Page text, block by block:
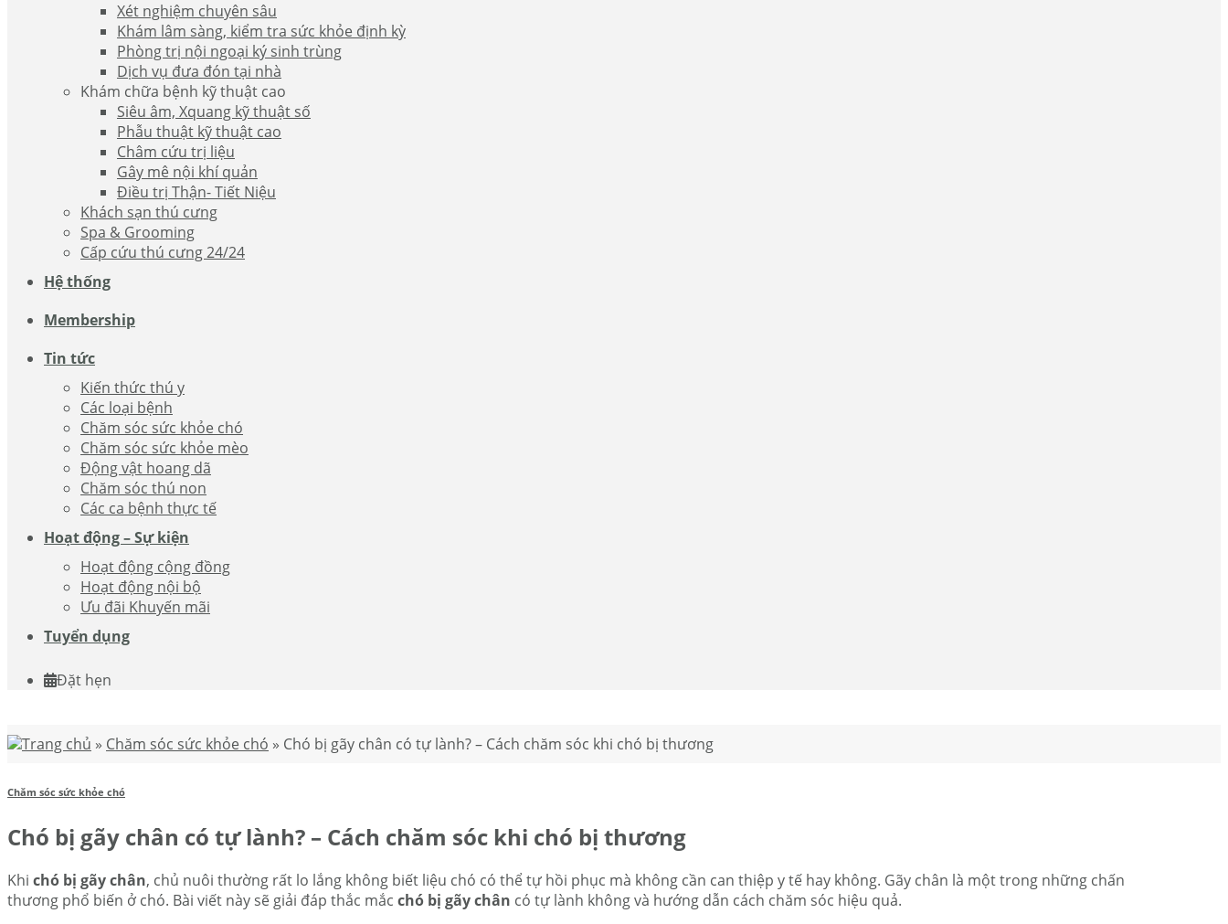
Xét nghiệm chuyên sâu
Khám lâm sàng, kiểm tra sức khỏe định kỳ
Phòng trị nội ngoại ký sinh trùng
Dịch vụ đưa đón tại nhà
Khám chữa bệnh kỹ thuật cao
Siêu âm, Xquang kỹ thuật số
Phẫu thuật kỹ thuật cao
Châm cứu trị liệu
Gây mê nội khí quản
Điều trị Thận- Tiết Niệu
Khách sạn thú cưng
Spa & Grooming
Cấp cứu thú cưng 24/24
Hệ thống
Membership
Tin tức
Kiến thức thú y
Các loại bệnh
Chăm sóc sức khỏe chó
Chăm sóc sức khỏe mèo
Động vật hoang dã
Chăm sóc thú non
Các ca bệnh thực tế
Hoạt động – Sự kiện
Hoạt động cộng đồng
Hoạt động nội bộ
Ưu đãi Khuyến mãi
Tuyển dụng
Đặt hẹn
Trang chủ » Chăm sóc sức khỏe chó » Chó bị gãy chân có tự lành? – Cách chăm sóc khi chó bị thương
Chăm sóc sức khỏe chó
Chó bị gãy chân có tự lành? – Cách chăm sóc khi chó bị thương
Khi chó bị gãy chân, chủ nuôi thường rất lo lắng không biết liệu chó có thể tự hồi phục mà không cần can thiệp y tế hay không. Gãy chân là một trong những chấn
thương phổ biến ở chó. Bài viết này sẽ giải đáp thắc mắc chó bị gãy chân có tự lành không và hướng dẫn cách chăm sóc hiệu quả.